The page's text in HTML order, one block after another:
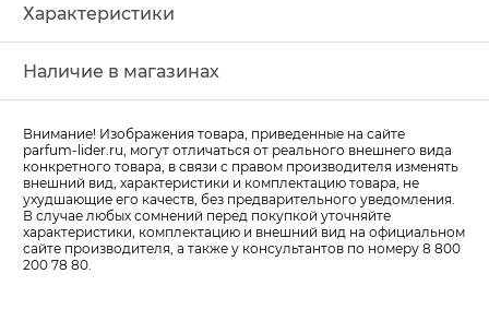
Характеристики
Наличие в магазинах
Внимание! Изображения товара, приведенные на сайте
parfum-lider.ru, могут отличаться от реального внешнего вида
конкретного товара, в связи с правом производителя изменять
внешний вид, характеристики и комплектацию товара, не
ухудшающие его качеств, без предварительного уведомления.
В случае любых сомнений перед покупкой уточняйте
характеристики, комплектацию и внешний вид на официальном
сайте производителя, а также у консультантов по номеру 8 800
200 78 80.